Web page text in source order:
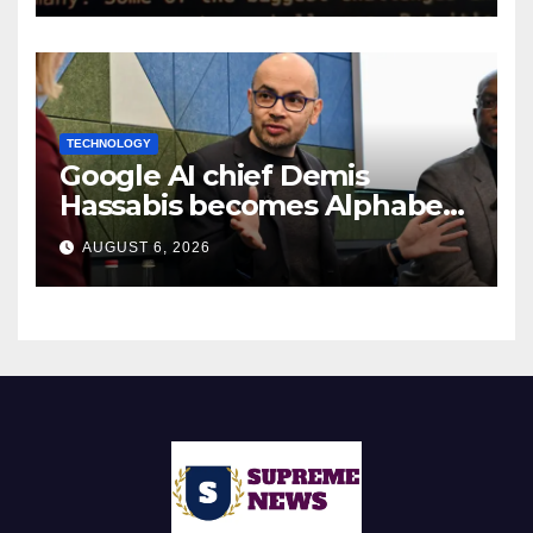
TECHNOLOGY
Google AI chief Demis
Hassabis becomes Alphabet
chief scientist in leadership
shakeup
AUGUST 6, 2026